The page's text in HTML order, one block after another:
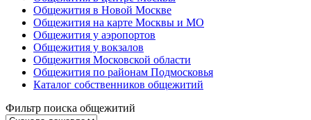
Общежития в Новой Москве
Общежития на карте Москвы и МО
Общежития у аэропортов
Общежития у вокзалов
Общежития Московской области
Общежития по районам Подмосковья
Каталог собственников общежитий
Фильтр поиска общежитий